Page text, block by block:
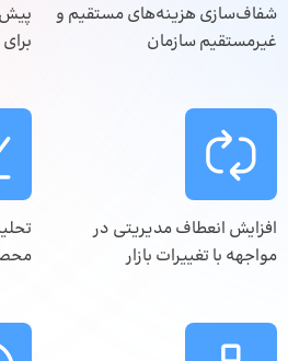
شفاف‌سازی هزینه‌های مستقیم و
غیرمستقیم سازمان
افزایش انعطاف مدیریتی در
مواجهه با تغییرات بازار